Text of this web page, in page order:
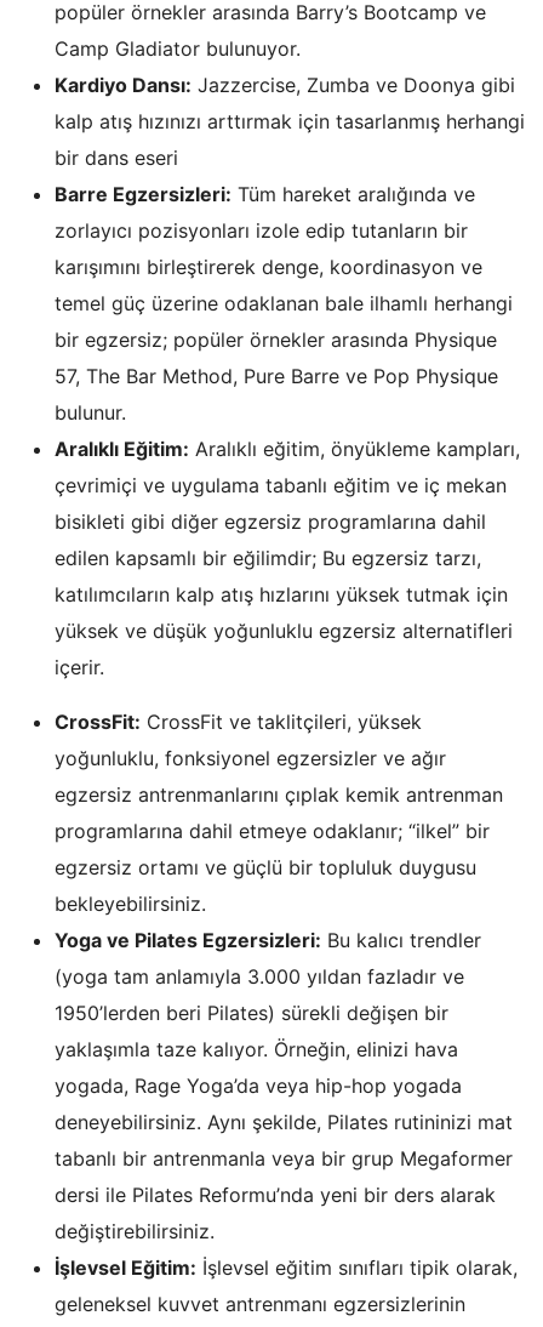
popüler örnekler arasında Barry’s Bootcamp ve
Camp Gladiator bulunuyor.
Kardiyo Dansı: Jazzercise, Zumba ve Doonya gibi
kalp atış hızınızı arttırmak için tasarlanmış herhangi
bir dans eseri
Barre Egzersizleri: Tüm hareket aralığında ve
zorlayıcı pozisyonları izole edip tutanların bir
karışımını birleştirerek denge, koordinasyon ve
temel güç üzerine odaklanan bale ilhamlı herhangi
bir egzersiz; popüler örnekler arasında Physique
57, The Bar Method, Pure Barre ve Pop Physique
bulunur.
Aralıklı Eğitim: Aralıklı eğitim, önyükleme kampları,
çevrimiçi ve uygulama tabanlı eğitim ve iç mekan
bisikleti gibi diğer egzersiz programlarına dahil
edilen kapsamlı bir eğilimdir; Bu egzersiz tarzı,
katılımcıların kalp atış hızlarını yüksek tutmak için
yüksek ve düşük yoğunluklu egzersiz alternatifleri
içerir.
CrossFit: CrossFit ve taklitçileri, yüksek
yoğunluklu, fonksiyonel egzersizler ve ağır
egzersiz antrenmanlarını çıplak kemik antrenman
programlarına dahil etmeye odaklanır; “ilkel” bir
egzersiz ortamı ve güçlü bir topluluk duygusu
bekleyebilirsiniz.
Yoga ve Pilates Egzersizleri: Bu kalıcı trendler
(yoga tam anlamıyla 3.000 yıldan fazladır ve
1950’lerden beri Pilates) sürekli değişen bir
yaklaşımla taze kalıyor. Örneğin, elinizi hava
yogada, Rage Yoga’da veya hip-hop yogada
deneyebilirsiniz. Aynı şekilde, Pilates rutininizi mat
tabanlı bir antrenmanla veya bir grup Megaformer
dersi ile Pilates Reformu’nda yeni bir ders alarak
değiştirebilirsiniz.
İşlevsel Eğitim: İşlevsel eğitim sınıfları tipik olarak,
geleneksel kuvvet antrenmanı egzersizlerinin